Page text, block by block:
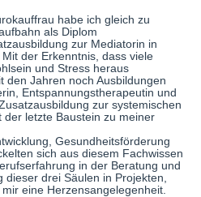
habe ich gleich zu
als Diplom
zur Mediatorin in
der Erkenntnis, dass viele
und Stress heraus
den Jahren noch Ausbildungen
Entspannungstherapeutin und
zur systemischen
letzte Baustein zu meiner
Gesundheitsförderung
sich aus diesem Fachwissen
in der Beratung und
drei Säulen in Projekten,
eine Herzensangelegenheit.